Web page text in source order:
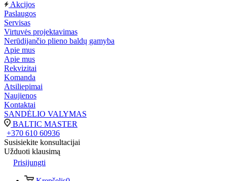
Akcijos
Paslaugos
Servisas
Virtuvės projektavimas
Nerūdijančio plieno baldų gamyba
Apie mus
Apie mus
Rekvizitai
Komanda
Atsiliepimai
Naujienos
Kontaktai
SANDĖLIO VALYMAS
BALTIC MASTER
+370 610 60936
Susisiekite konsultacijai
Užduoti klausimą
Prisijungti